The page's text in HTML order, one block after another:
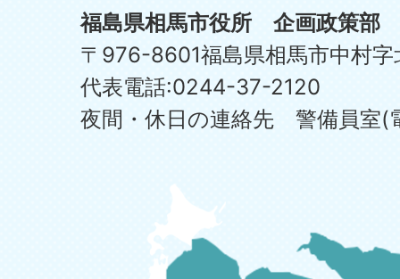
福島県相馬市役所 企画政策部
〒976-8601福島県相馬市中村
代表電話:0244-37-2120
夜間・休日の連絡先 警備員室